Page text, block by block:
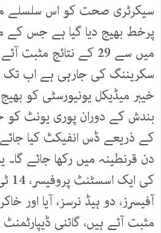
سیکرٹری صحت کو اس سلسلے
میں سے 29 کے نتائج
خیبر میڈیکل یونیورسٹی کو
بندش کے دوران پوری یونٹ
دن قرنطینہ میں رکھا جائے گا۔
آفیسرز، دو ہیڈ نرسز، آیا اور
مثبت آئے ہیں، گائنی